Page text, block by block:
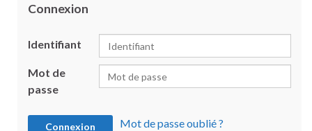
Connexion
Identifiant
Mot de
passe
Mot de passe oublié ?